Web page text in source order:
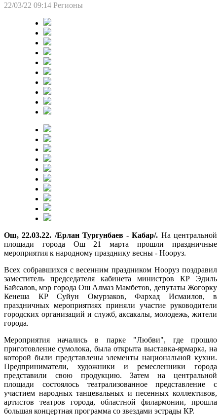
22/03/22 09:14 Регионы
Ош, 22.03.22. /Ерлан Тургунбаев - Кабар/. На центральной
площади города Ош 21 марта прошли праздничные
мероприятия к народному празднику весны - Нооруз.
Всех собравшихся с весенним праздником Нооруз поздравил
заместитель председателя кабинета министров КР Эдиль
Байсалов, мэр города Ош Алмаз Мамбетов, депутаты Жогорку
Кенеша КР Суйун Омурзаков, Фархад Исмаилов, в
праздничных мероприятиях приняли участие руководители
городских организаций и служб, аксакалы, молодежь, жители
города.
Мероприятия начались в парке "Любви", где прошло
приготовление сумолока, была открыта выставка-ярмарка, на
которой были представлены элементы национальной кухни.
Предприниматели, художники и ремесленники города
представили свою продукцию. Затем на центральной
площади состоялось театрализованное представление с
участием народных танцевальных и песенных коллективов,
артистов театров города, областной филармонии, прошла
большая концертная программа со звездами эстрады КР.